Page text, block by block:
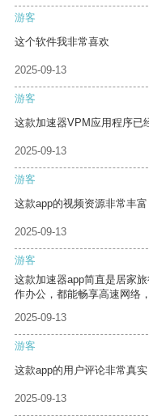
游客
这个软件我非常喜欢
2025-09-13
游客
这款加速器VPM应用程序已
2025-09-13
游客
这款app的视频资源非常丰
2025-09-13
游客
这款加速器app简直是居家
作办公，都能畅享高速网络
2025-09-13
游客
这款app的用户评论非常真
2025-09-13